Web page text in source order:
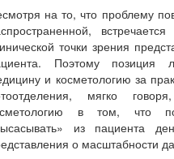
на то, что проблему
точки зрения
Поэтому позиция
и косметологию за
мягко
в том, что
из пациента
о масштабности